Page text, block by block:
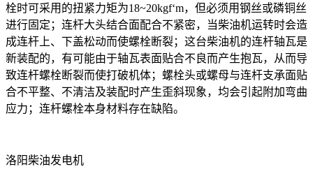
栓时可采用的扭紧力矩为18~20kgf‘m，但必须用钢丝或磷铜丝
进行固定；连杆大头结合面配合不紧密，当柴油机运转时会造
成连杆上、下盖松动而使螺栓断裂；这台柴油机的连杆轴瓦是
新装配的，有可能由于轴瓦表面贴合不良而产生抱瓦，从而导
致连杆螺栓断裂而使打破机体；螺栓头或螺母与连杆支承面贴
合不平整、不清洁及装配时产生歪斜现象，均会引起附加弯曲
应力；连杆螺栓本身材料存在缺陷。
洛阳柴油发电机